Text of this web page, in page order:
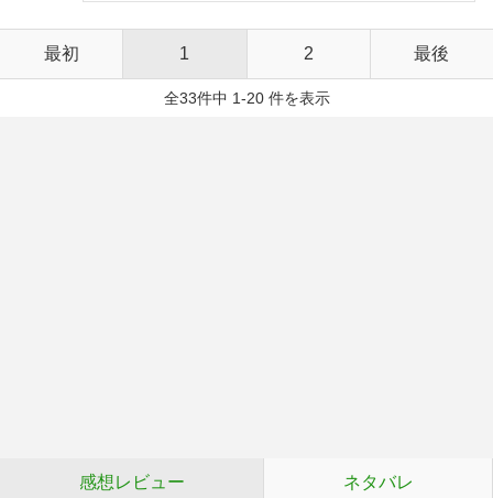
最初 1 2 最後
全33件中 1-20 件を表示
感想レビュー ネタバレ